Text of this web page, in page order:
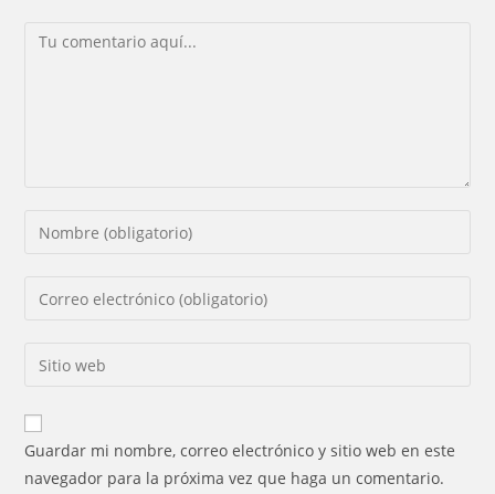
Comentario
Introducí
de
para
comentar
Introducí
de
electrónico
para
comentar
Introducí
URL
de
Guardar mi nombre, correo electrónico y sitio web en este
navegador para la próxima vez que haga un comentario.